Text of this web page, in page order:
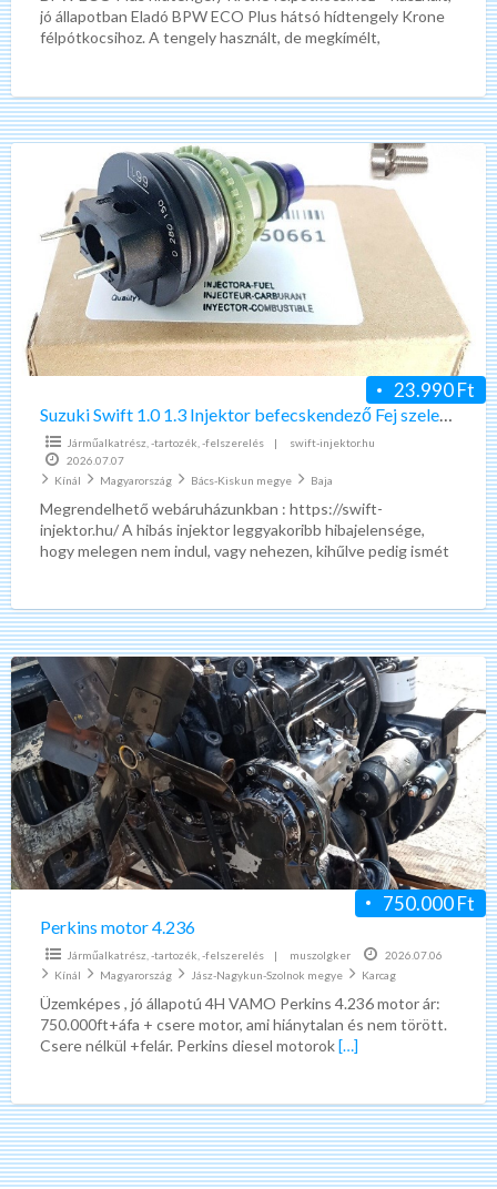
jó állapotban Eladó BPW ECO Plus hátsó hídtengely Krone
félpótkocsihoz. A tengely használt, de megkímélt,
Suzuki
Swift
1.0
1.3
Injektor
befecskendező
Fej
szelep
0280150661
23.990 Ft
Suzuki Swift 1.0 1.3 Injektor befecskendező Fej szelep 0280150661
Járműalkatrész, -tartozék, -felszerelés |
swift-injektor.hu
2026.07.07
Kínál
Magyarország Bács-Kiskun megye Baja
Megrendelhető webáruházunkban : https://swift-
injektor.hu/ A hibás injektor leggyakoribb hibajelensége,
hogy melegen nem indul, vagy nehezen, kihűlve pedig ismét
Perkins
motor
4.236
750.000 Ft
Perkins motor 4.236
Járműalkatrész, -tartozék, -felszerelés | muszolgker
2026.07.06
Kínál
Magyarország Jász-Nagykun-Szolnok megye Karcag
Üzemképes , jó állapotú 4H VAMO Perkins 4.236 motor ár:
750.000ft+áfa + csere motor, ami hiánytalan és nem törött.
Csere nélkül +felár. Perkins diesel motorok […]